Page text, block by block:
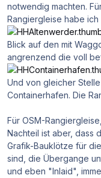
notwendig machten.
Rangiergleise habe
Blick auf den mit
angrenzend die voll
Und von gleicher
Containerhafen. Die
Für OSM-
Nachteil ist aber, dass
Grafik-Bauklötze für
sind, die Übergange
und eben "Inlaid",